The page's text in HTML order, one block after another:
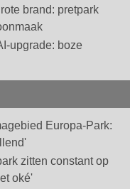
brand: pretpark
upgrade: boze
Europa-Park:
zitten constant op
oké'